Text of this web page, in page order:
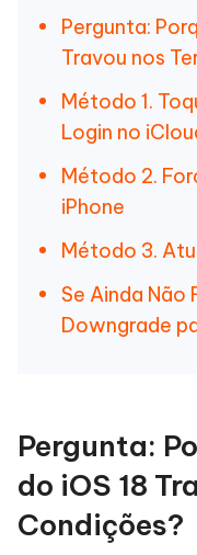
Pergunta:
Travou nos
Método 1.
Login no
Método 2.
iPhone
Método 3.
Se Ainda Não
Downgrade
Pergunta:
do iOS 18
Condições?